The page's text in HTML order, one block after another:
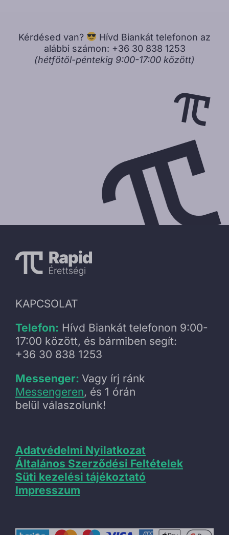
Kérdésed van?
Hívd Biankát telefonon az
alábbi számon: +36 30 838 1253
(hétfőtől-péntekig 9:00-17:00 között)
KAPCSOLAT
Telefon: Hívd Biankát telefonon 9:00-
17:00 között, és bármiben segít:
+36 30 838 1253
Messenger: Vagy írj ránk
Messengeren, és 1 órán
belül válaszolunk!
Adatvédelmi Nyilatkozat
Általános Szerződési Feltételek
Süti kezelési tájékoztató
Impresszum